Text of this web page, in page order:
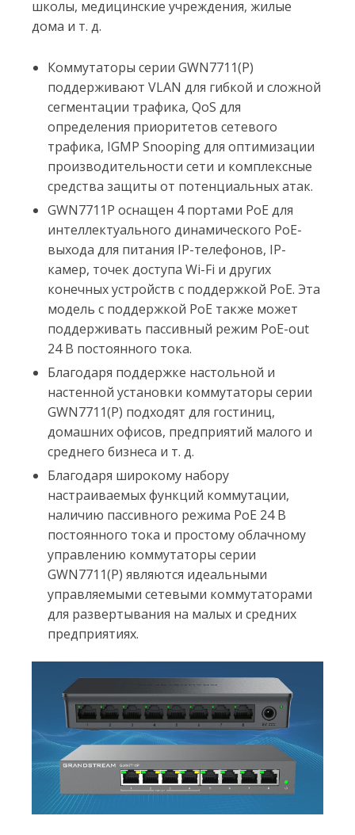
школы, медицинские учреждения, жилые
дома и т. д.
Коммутаторы серии GWN7711(P)
поддерживают VLAN для гибкой и сложной
сегментации трафика, QoS для
определения приоритетов сетевого
трафика, IGMP Snooping для оптимизации
производительности сети и комплексные
средства защиты от потенциальных атак.
GWN7711P оснащен 4 портами PoE для
интеллектуального динамического PoE-
выхода для питания IP-телефонов, IP-
камер, точек доступа Wi-Fi и других
конечных устройств с поддержкой PoE. Эта
модель с поддержкой PoE также может
поддерживать пассивный режим PoE-out
24 В постоянного тока.
Благодаря поддержке настольной и
настенной установки коммутаторы серии
GWN7711(P) подходят для гостиниц,
домашних офисов, предприятий малого и
среднего бизнеса и т. д.
Благодаря широкому набору
настраиваемых функций коммутации,
наличию пассивного режима PoE 24 В
постоянного тока и простому облачному
управлению коммутаторы серии
GWN7711(P) являются идеальными
управляемыми сетевыми коммутаторами
для развертывания на малых и средних
предприятиях.